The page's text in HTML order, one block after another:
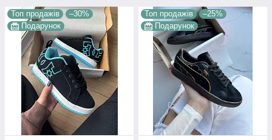
Топ продажів
–30%
Подарунок
Топ продажів
–25%
Подарунок